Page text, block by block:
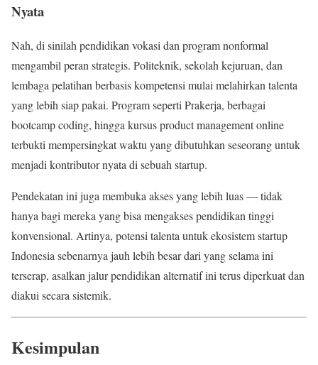
Nyata
Nah, di sinilah pendidikan vokasi dan program nonformal
mengambil peran strategis. Politeknik, sekolah kejuruan, dan
lembaga pelatihan berbasis kompetensi mulai melahirkan talenta
yang lebih siap pakai. Program seperti Prakerja, berbagai
bootcamp coding, hingga kursus product management online
terbukti mempersingkat waktu yang dibutuhkan seseorang untuk
menjadi kontributor nyata di sebuah startup.
Pendekatan ini juga membuka akses yang lebih luas — tidak
hanya bagi mereka yang bisa mengakses pendidikan tinggi
konvensional. Artinya, potensi talenta untuk ekosistem startup
Indonesia sebenarnya jauh lebih besar dari yang selama ini
terserap, asalkan jalur pendidikan alternatif ini terus diperkuat dan
diakui secara sistemik.
Kesimpulan